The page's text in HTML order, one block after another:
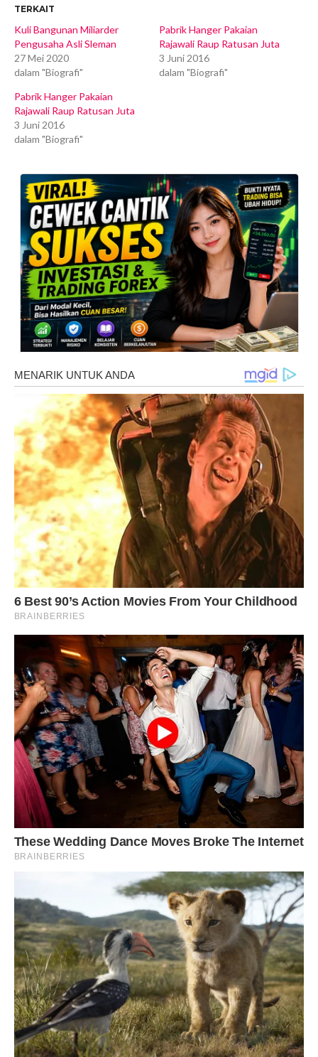
TERKAIT
Kuli Bangunan Miliarder
Pengusaha Asli Sleman
27 Mei 2020
dalam "Biografi"
Pabrik Hanger Pakaian
Rajawali Raup Ratusan Juta
3 Juni 2016
dalam "Biografi"
Pabrik Hanger Pakaian
Rajawali Raup Ratusan Juta
3 Juni 2016
dalam "Biografi"